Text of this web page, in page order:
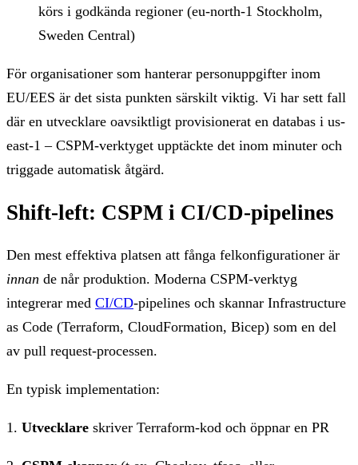
körs i godkända regioner (eu-north-1 Stockholm,
Sweden Central)
För organisationer som hanterar personuppgifter inom
EU/EES är det sista punkten särskilt viktig. Vi har sett fall
där en utvecklare oavsiktligt provisionerat en databas i us-
east-1 – CSPM-verktyget upptäckte det inom minuter och
triggade automatisk åtgärd.
Shift-left: CSPM i CI/CD-pipelines
Den mest effektiva platsen att fånga felkonfigurationer är
innan de når produktion. Moderna CSPM-verktyg
integrerar med CI/CD-pipelines och skannar Infrastructure
as Code (Terraform, CloudFormation, Bicep) som en del
av pull request-processen.
En typisk implementation:
1. Utvecklare skriver Terraform-kod och öppnar en PR